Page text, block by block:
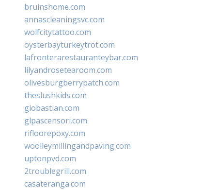
bruinshome.com
annascleaningsvc.com
wolfcitytattoo.com
oysterbayturkeytrot.com
lafronterarestauranteybar.com
lilyandrosetearoom.com
olivesburgberrypatch.com
theslushkids.com
giobastian.com
glpascensori.com
rifloorepoxy.com
woolleymillingandpaving.com
uptonpvd.com
2troublegrill.com
casateranga.com